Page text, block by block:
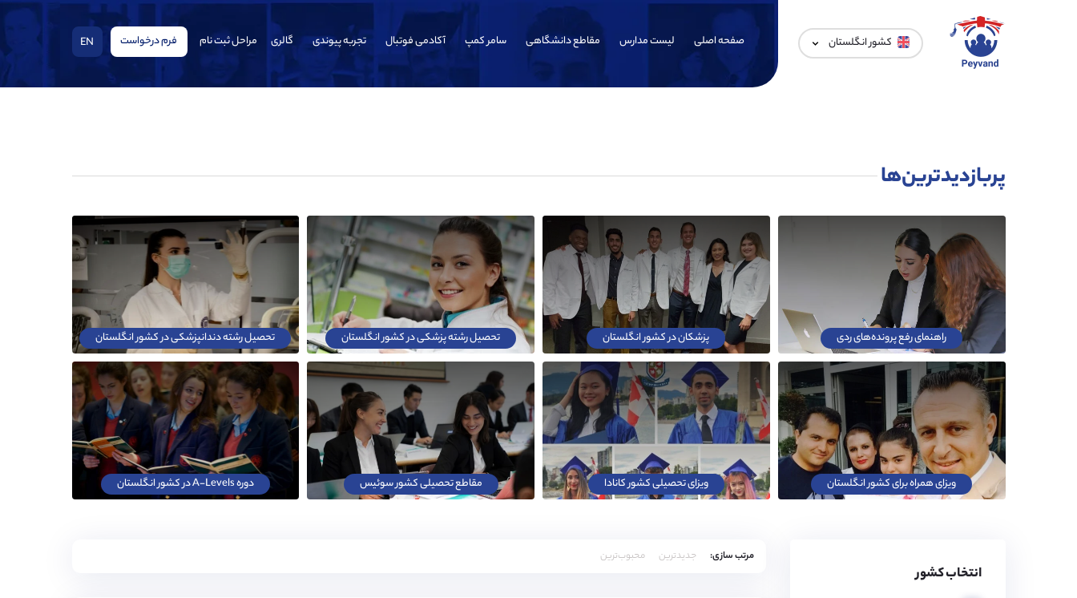
کشور انگلستان صفحه اصلی لیست مدارس مقاطع دانشگاهی سامر کمپ آکادمی فوتبال تجربه پیوندی گالری مراحل ثبت نام فرم درخواست EN
پربازدیدترین‌ها
راهنمای رفع پرونده‌های ردی پزشکان در کشور انگلستان تحصیل رشته پزشکی در کشور انگلستان تحصیل رشته دندانپزشکی در کشور انگلستان
ویزای همراه برای کشور انگلستان ویزای تحصیلی کشور کانادا مقاطع تحصیلی کشور سوئیس دوره A-Levels در کشور انگلستان
مرتب سازی: جدیدترین محبوب‌ترین
انتخاب کشور